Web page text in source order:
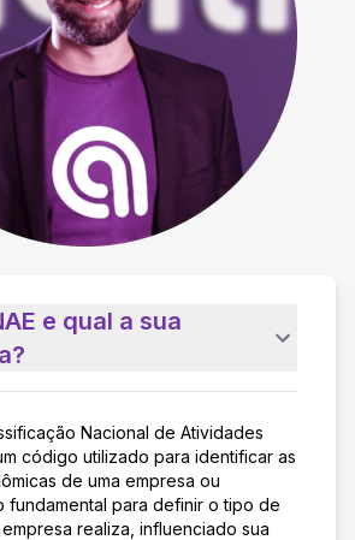
e qual a sua
Nacional de Atividades
código utilizado para identificar as
de uma empresa ou
fundamental para definir o tipo de
realiza, influenciado sua